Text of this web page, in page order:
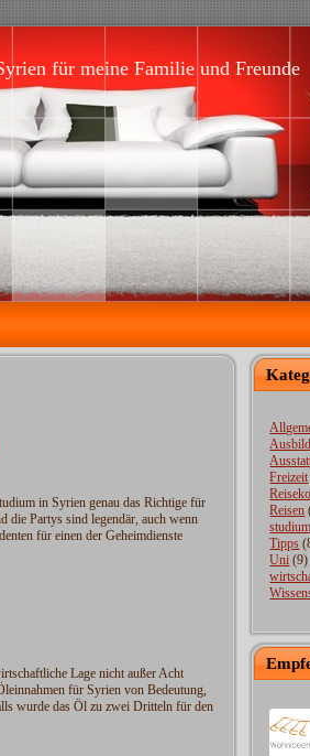
für meine Familie und Freunde
in Syrien genau das Richtige für
die Partys sind legendär, auch wenn
für einen der Geheimdienste
Lage nicht außer Acht
für Syrien von Bedeutung,
wurde das Öl zu zwei Dritteln für den
Freizeit
Reisen
studium
Tipps
Uni (9)